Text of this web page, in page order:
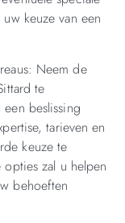
keuze van een
Neem de
te
beslissing
tarieven en
keuze te
zal u helpen
behoeften